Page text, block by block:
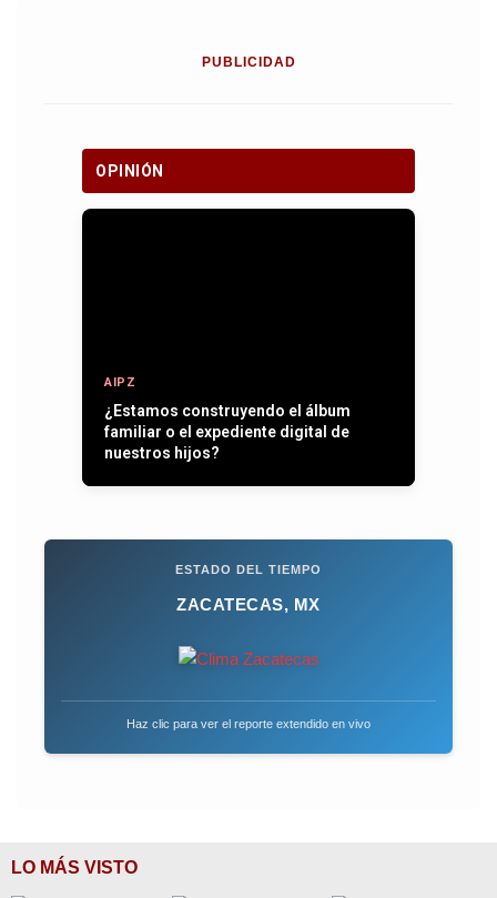
PUBLICIDAD
OPINIÓN
AIPZ
¿Estamos construyendo el álbum
familiar o el expediente digital de
nuestros hijos?
ESTADO DEL TIEMPO
ZACATECAS, MX
Haz clic para ver el reporte extendido en vivo
LO MÁS VISTO